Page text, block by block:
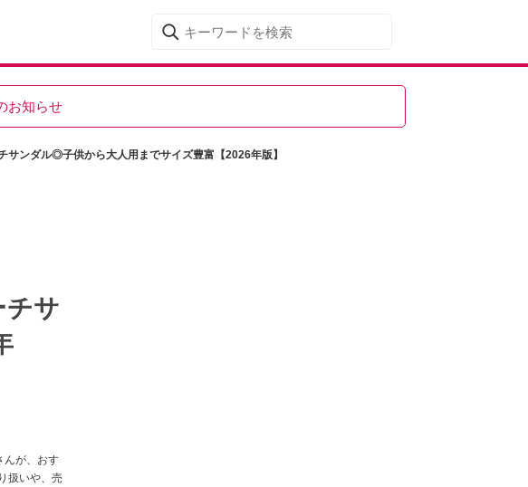
お知らせ
ンダル◎子供から大人用までサイズ豊富【2026年版】
チサ
んが、おす
扱いや、売